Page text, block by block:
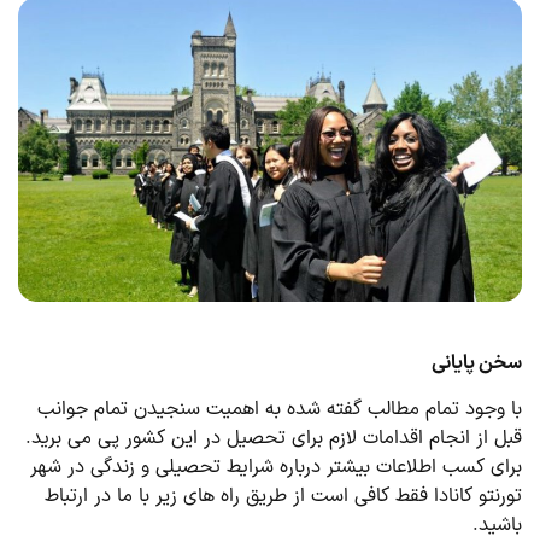
سخن پایانی
با وجود تمام مطالب گفته شده به اهمیت سنجیدن تمام جوانب
قبل از انجام اقدامات لازم برای تحصیل در این کشور پی می برید.
برای کسب اطلاعات بیشتر درباره شرایط تحصیلی و زندگی در شهر
تورنتو کانادا فقط کافی است از طریق راه های زیر با ما در ارتباط
باشید.